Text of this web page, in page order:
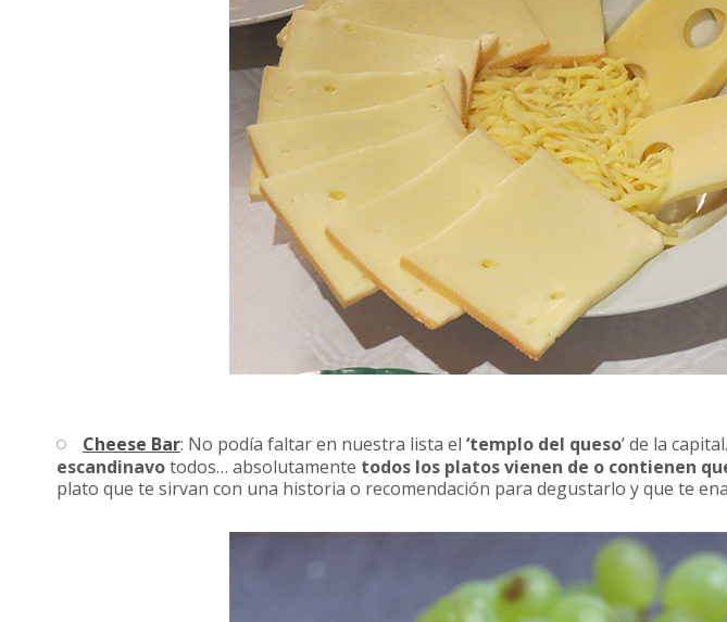
Cheese Bar: No podía faltar en nuestra lista el ‘templo del queso’ de la
escandinavotodos… absolutamente todos los platos vienen de o contienen
plato que te sirvan con una historia o recomendación para degustarlo y que te